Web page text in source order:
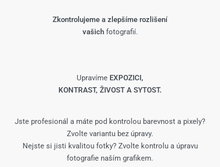
Zkontrolujeme a zlepšíme rozlišení
vašich fotografií.
Upravíme EXPOZICI,
KONTRAST, ŽIVOST A SYTOST.
Jste profesionál a máte pod kontrolou barevnost a pixely?
Zvolte variantu bez úpravy.
Nejste si jisti kvalitou fotky? Zvolte kontrolu a úpravu
fotografie naším grafikem.